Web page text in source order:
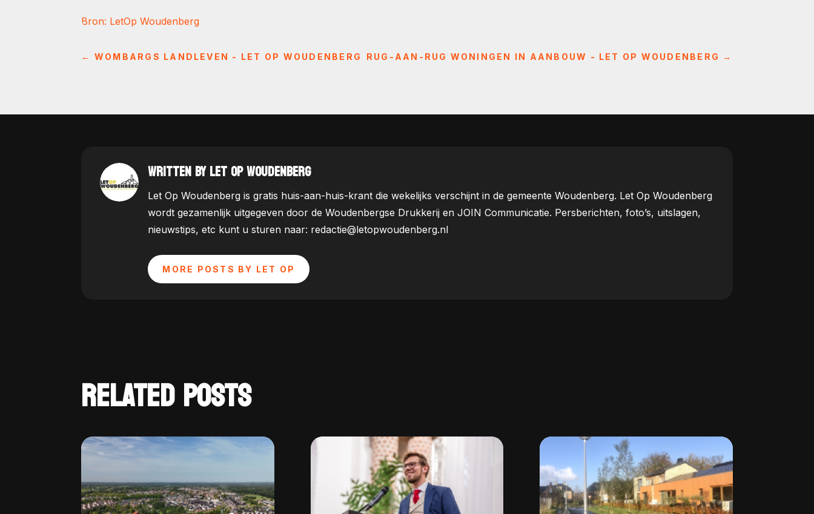
Bron: LetOp Woudenberg
← WOMBARGS LANDLEVEN - LET OP WOUDENBERG RUG-AAN-RUG WONINGEN IN AANBOUW - LET OP WOUDENBERG →
WRITTEN BY LET OP WOUDENBERG
Let Op Woudenberg is gratis huis-aan-huis-krant die wekelijks verschijnt in de gemeente Woudenberg. Let Op Woudenberg
wordt gezamenlijk uitgegeven door de Woudenbergse Drukkerij en JOIN Communicatie. Persberichten, foto’s, uitslagen,
nieuwstips, etc kunt u sturen naar: redactie@letopwoudenberg.nl
MORE POSTS BY LET OP
RELATED POSTS